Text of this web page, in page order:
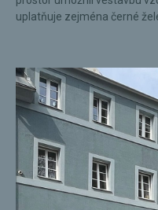
uplatňuje zejména černé